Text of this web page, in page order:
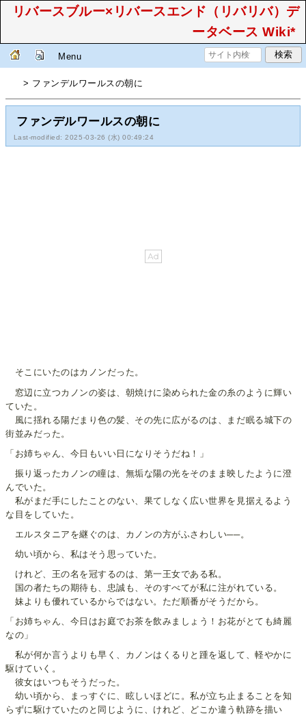
リバースブルー×リバースエンド（リバリバ）デ
ータベース Wiki*
Menu
> ファンデルワールスの朝に
ファンデルワールスの朝に
Last-modified: 2025-03-26 (水) 00:49:24
そこにいたのはカノンだった。
窓辺に立つカノンの姿は、朝焼けに染められた金の糸のように輝い
ていた。
風に揺れる陽だまり色の髪、その先に広がるのは、まだ眠る城下の
街並みだった。
「お姉ちゃん、今日もいい日になりそうだね！」
振り返ったカノンの瞳は、無垢な陽の光をそのまま映したように澄
んでいた。
私がまだ手にしたことのない、果てしなく広い世界を見据えるよう
な目をしていた。
エルスタニアを継ぐのは、カノンの方がふさわしい──。
幼い頃から、私はそう思っていた。
けれど、王の名を冠するのは、第一王女である私。
国の者たちの期待も、忠誠も、そのすべてが私に注がれている。
妹よりも優れているからではない。ただ順番がそうだから。
「お姉ちゃん、今日はお庭でお茶を飲みましょう！お花がとても綺麗
なの」
私が何か言うよりも早く、カノンはくるりと踵を返して、軽やかに
駆けていく。
彼女はいつもそうだった。
幼い頃から、まっすぐに、眩しいほどに。私が立ち止まることを知
らずに駆けていたのと同じように、けれど、どこか違う軌跡を描い